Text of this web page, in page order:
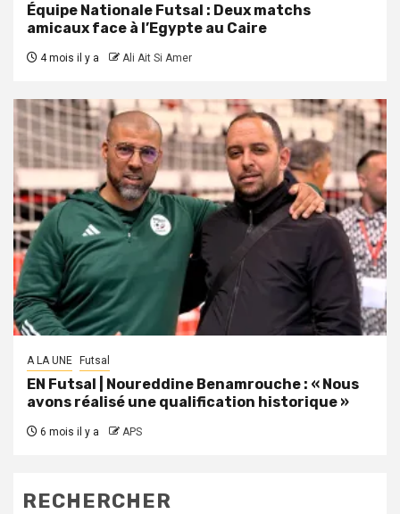
Équipe Nationale Futsal : Deux matchs
amicaux face à l’Egypte au Caire
4 mois il y a Ali Ait Si Amer
A LA UNE Futsal
EN Futsal | Noureddine Benamrouche : « Nous
avons réalisé une qualification historique »
6 mois il y a APS
RECHERCHER